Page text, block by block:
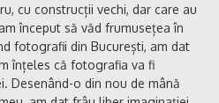
cu construcții vechi, dar care au
început să văd frumusețea în
fotografii din București, am dat
înțeles că fotografia va fi
Desenând-o din nou de mână